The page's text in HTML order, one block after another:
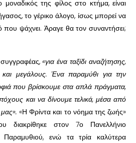
της φίλος στο κτήμα, είναι
το γέρικο άλογο, ίσως μπορεί να
που ψάχνει. Άραγε θα τον συναντήσει;
«για ένα ταξίδι αναζήτησης,
και μεγάλους. Ένα παραμύθι για την
που βρίσκουμε στα απλά πράγματα,
και να δίνουμε τελικά, μέσα από
«Η Φρίντα και το νόημα της ζωής»
διακρίθηκε στον 7ο Πανελλήνιο
Παραμυθιού, ενώ τα τρία καλύτερα